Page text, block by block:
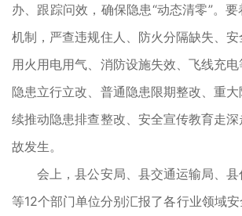
办、跟踪问效，确保隐患“动态清零”。
机制，严查违规住人、防火分隔缺失、
用火用电用气、消防设施失效、飞线充
隐患立行立改、普通隐患限期整改、重
续推动隐患排查整改、安全宣传教育走
故发生。
会上，县公安局、县交通运输局、县
等12个部门单位分别汇报了各行业领域